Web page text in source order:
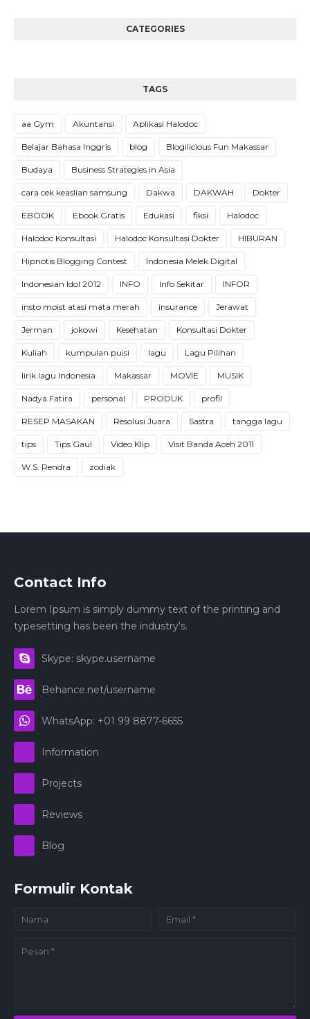
CATEGORIES
TAGS
aa Gym Akuntansi Aplikasi Halodoc
Belajar Bahasa Inggris blog Blogilicious Fun Makassar
Budaya Business Strategies in Asia
cara cek keaslian samsung Dakwa DAKWAH Dokter
EBOOK Ebook Gratis Edukasi fiksi Halodoc
Halodoc Konsultasi Halodoc Konsultasi Dokter HIBURAN
Hipnotis Blogging Contest Indonesia Melek Digital
Indonesian Idol 2012 INFO Info Sekitar INFOR
insto moist atasi mata merah insurance Jerawat
Jerman jokowi Kesehatan Konsultasi Dokter
Kuliah kumpulan puisi lagu Lagu Pilihan
lirik lagu Indonesia Makassar MOVIE MUSIK
Nadya Fatira personal PRODUK profil
RESEP MASAKAN Resolusi Juara Sastra tangga lagu
tips Tips Gaul Video Klip Visit Banda Aceh 2011
W.S. Rendra zodiak
Contact Info
Lorem Ipsum is simply dummy text of the printing and
typesetting has been the industry's.
Skype: skype.username
Behance.net/username
WhatsApp: +01 99 8877-6655
Information
Projects
Reviews
Blog
Formulir Kontak